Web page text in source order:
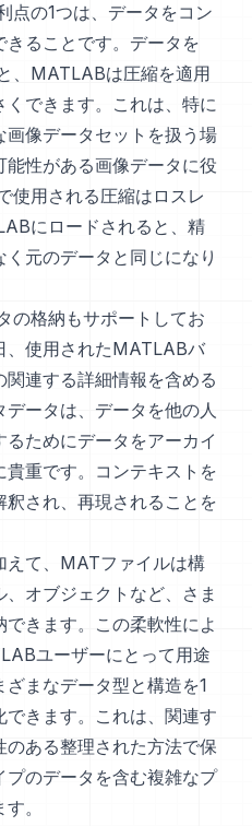
点の1つは、データをコン
ることです。データを
、MATLABは圧縮を適用
くできます。これは、特に
像データセットを扱う場
性がある画像データに役
使用される圧縮はロスレ
にロードされると、精
元のデータと同じになり
の格納もサポートしてお
、使用されたMATLABバ
連する詳細情報を含める
ータは、データを他の人
ためにデータをアーカイ
重です。コンテキストを
され、再現されることを
えて、MATファイルは構
オブジェクトなど、さま
きます。この柔軟性によ
ユーザーにとって用途
まなデータ型と構造を1
きます。これは、関連す
ある整理された方法で保
のデータを含む複雑なプ
。